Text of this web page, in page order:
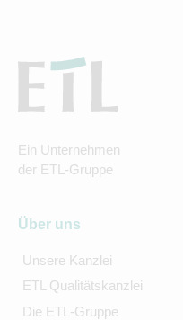
Ein Unternehmen
der ETL-Gruppe
Über uns
Unsere Kanzlei
ETL Qualitätskanzlei
Die ETL-Gruppe